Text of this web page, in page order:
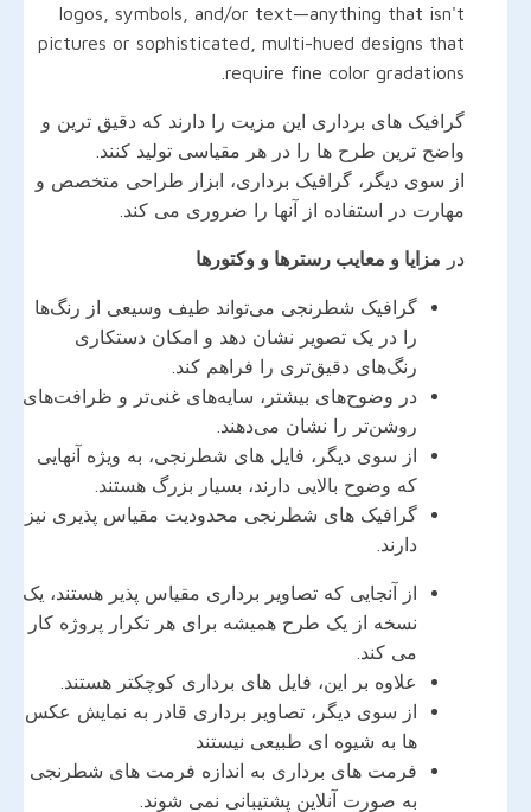
logos, symbols, and/or text—anything that isn't
pictures or sophisticated, multi-hued designs that
require fine color gradations.
گرافیک های برداری این مزیت را دارند که دقیق ترین و
واضح ترین طرح ها را در هر مقیاسی تولید کنند.
از سوی دیگر، گرافیک برداری، ابزار طراحی متخصص و
مهارت در استفاده از آنها را ضروری می کند.
در مزایا و معایب رسترها و وکتورها
گرافیک شطرنجی می‌تواند طیف وسیعی از رنگ‌ها
را در یک تصویر نشان دهد و امکان دستکاری
رنگ‌های دقیق‌تری را فراهم کند.
در وضوح‌های بیشتر، سایه‌های غنی‌تر و ظرافت‌های
روشن‌تر را نشان می‌دهند.
از سوی دیگر، فایل های شطرنجی، به ویژه آنهایی
که وضوح بالایی دارند، بسیار بزرگ هستند.
گرافیک های شطرنجی محدودیت مقیاس پذیری نیز
دارند.
از آنجایی که تصاویر برداری مقیاس پذیر هستند، یک
نسخه از یک طرح همیشه برای هر تکرار پروژه کار
می کند.
علاوه بر این، فایل های برداری کوچکتر هستند.
از سوی دیگر، تصاویر برداری قادر به نمایش عکس
ها به شیوه ای طبیعی نیستند
فرمت های برداری به اندازه فرمت های شطرنجی
به صورت آنلاین پشتیبانی نمی شوند.